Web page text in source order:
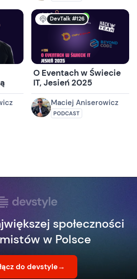
DevTalk #126
O Eventach w Świecie
IT, Jesień 2025
Maciej Aniserowicz
PODCAST
społeczności
w Polsce
do devstyle→